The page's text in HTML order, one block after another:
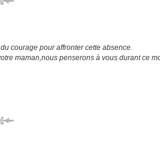
courage pour affronter cette absence.
maman,nous penserons à vous durant ce